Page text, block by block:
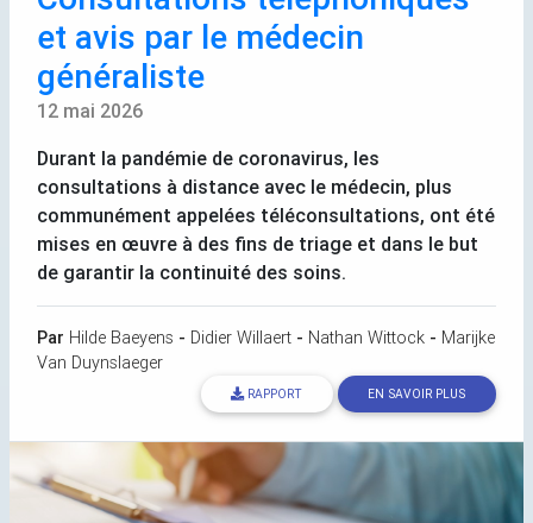
et avis par le médecin
généraliste
12 mai 2026
Durant la pandémie de coronavirus, les
consultations à distance avec le médecin, plus
communément appelées téléconsultations, ont été
mises en œuvre à des fins de triage et dans le but
de garantir la continuité des soins.
Par Hilde Baeyens - Didier Willaert - Nathan Wittock - Marijke
Van Duynslaeger
RAPPORT EN SAVOIR PLUS